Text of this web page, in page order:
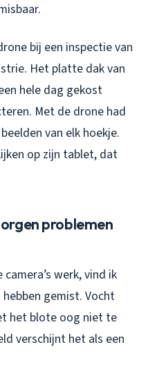
bij een inspectie van
Het platte dak van
hele dag gekost
Met de drone had
van elk hoekje.
op zijn tablet, dat
problemen
werk, vind ik
gemist. Vocht
het blote oog niet te
verschijnt het als een